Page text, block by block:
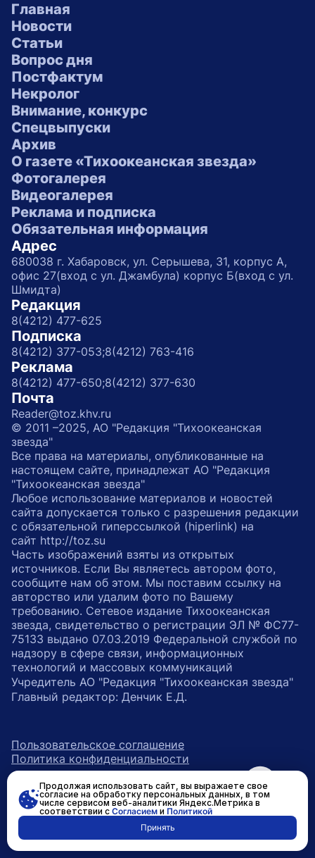
Главная
Новости
Статьи
Вопрос дня
Постфактум
Некролог
Внимание, конкурс
Спецвыпуски
Архив
О газете «Тихоокеанская звезда»
Фотогалерея
Видеогалерея
Реклама и подписка
Обязательная информация
Адрес
680038 г. Хабаровск, ул. Серышева, 31, корпус А,
офис 27(вход с ул. Джамбула) корпус Б(вход с ул.
Шмидта)
Редакция
8(4212) 477-625
Подписка
8(4212) 377-053;8(4212) 763-416
Реклама
8(4212) 477-650;8(4212) 377-630
Почта
Reader@toz.khv.ru
© 2011 –2025, АО "Редакция "Тихоокеанская
звезда"
Все права на материалы, опубликованные на
настоящем сайте, принадлежат АО "Редакция
"Тихоокеанская звезда"
Любое использование материалов и новостей
сайта допускается только с разрешения редакции
с обязательной гиперссылкой (hiperlink) на
сайт http://toz.su
Часть изображений взяты из открытых
источников. Если Вы являетесь автором фото,
сообщите нам об этом. Мы поставим ссылку на
авторство или удалим фото по Вашему
требованию. Сетевое издание Тихоокеанская
звезда, свидетельство о регистрации ЭЛ № ФС77-
75133 выдано 07.03.2019 Федеральной службой по
надзору в сфере связи, информационных
технологий и массовых коммуникаций
Учредитель АО "Редакция "Тихоокеанская звезда"
Главный редактор: Денчик Е.Д.
Пользовательское соглашение
Политика конфиденциальности
ссылка на главную
возрастное ограничение 16+
ссылка на страницу в Вконтакте
ссылка на страницу в
ссылка на канал в
Разработано в
Продолжая использовать сайт, вы выражаете свое
согласие на обработку персональных данных, в том
числе сервисом веб-аналитики Яндекс.Метрика в
соответствии с Согласиеми Политикой
Принять